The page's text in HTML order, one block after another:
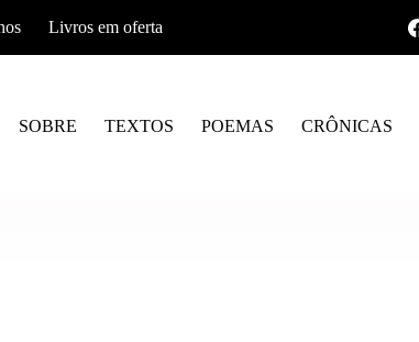
Livros em oferta
SOBRE TEXTOS POEMAS CRÔNICAS